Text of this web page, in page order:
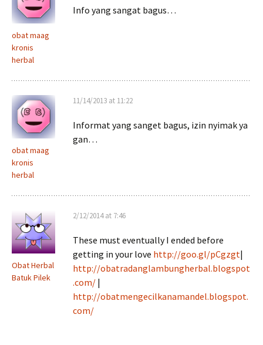
obat maag
kronis
herbal
Info yang sangat bagus…
obat maag
kronis
herbal
11/14/2013 at 11:22
Informat yang sanget bagus, izin nyimak ya
gan…
Obat Herbal
Batuk Pilek
2/12/2014 at 7:46
These must eventually I ended before
getting in your love http://goo.gl/pCgzgt|
http://obatradanglambungherbal.blogspot
.com/ |
http://obatmengecilkanamandel.blogspot.
com/